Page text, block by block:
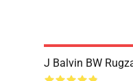
J Balvin BW